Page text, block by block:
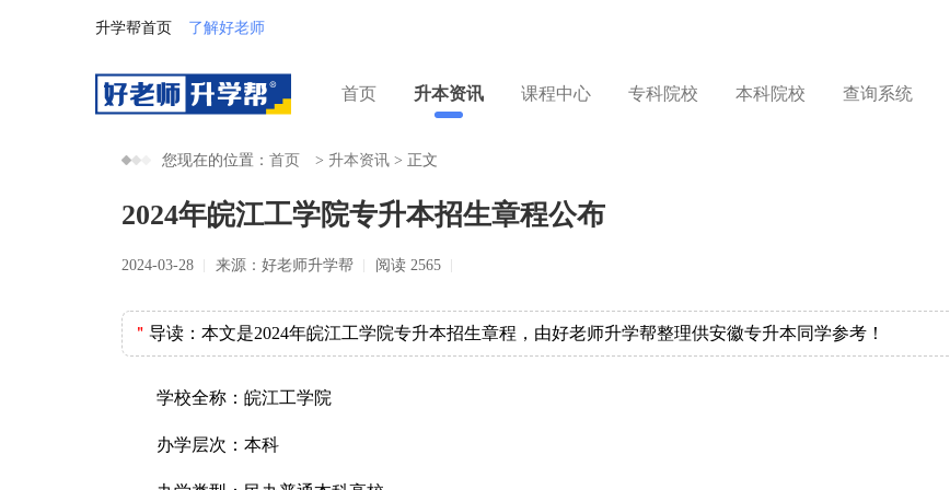
升学帮首页 了解好老师
首页 升本资讯 课程中心 专科院校 本科院校 查询系统
您现在的位置： 首页 > 升本资讯 > 正文
2024年皖江工学院专升本招生章程公布
2024-03-28 来源：好老师升学帮 阅读 2565
＂ 导读： 本文是2024年皖江工学院专升本招生章程，由好老师升学帮整理供安徽专升本同学参考！
学校全称：皖江工学院
办学层次：本科